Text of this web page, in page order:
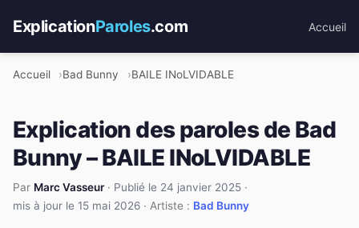
ExplicationParoles.com Accueil
Accueil Bad Bunny BAILE INoLVIDABLE
Explication des paroles de Bad
Bunny – BAILE INoLVIDABLE
Par Marc Vasseur· Publié le 24 janvier 2025 ·
mis à jour le 15 mai 2026 · Artiste : Bad Bunny